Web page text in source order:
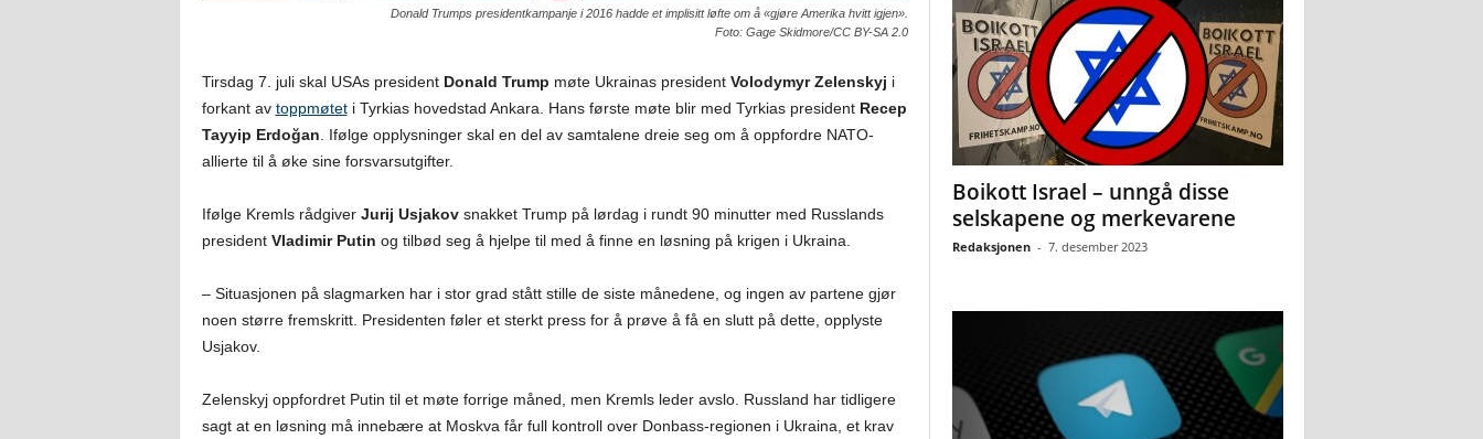
Donald Trumps presidentkampanje i 2016 hadde et implisitt løfte om å «gjøre Amerika hvitt igjen».
Foto: Gage Skidmore/CC BY-SA 2.0
Tirsdag 7. juli skal USAs president Donald Trump møte Ukrainas president Volodymyr Zelenskyj i
forkant av toppmøteti Tyrkias hovedstad Ankara. Hans første møte blir med Tyrkias president Recep
Tayyip Erdoğan . Ifølge opplysninger skal en del av samtalene dreie seg om å oppfordre NATO-
allierte til å øke sine forsvarsutgifter.
Ifølge Kremls rådgiver Jurij Usjakovsnakket Trump på lørdag i rundt 90 minutter med Russlands
president Vladimir Putin og tilbød seg å hjelpe til med å finne en løsning på krigen i Ukraina.
– Situasjonen på slagmarken har i stor grad stått stille de siste månedene, og ingen av partene gjør
noen større fremskritt. Presidenten føler et sterkt press for å prøve å få en slutt på dette, opplyste
Usjakov.
Zelenskyj oppfordret Putin til et møte forrige måned, men Kremls leder avslo. Russland har tidligere
sagt at en løsning må innebære at Moskva får full kontroll over Donbass-regionen i Ukraina, et krav
Boikott Israel – unngå disse
selskapene og merkevarene
Redaksjonen - 7. desember 2023